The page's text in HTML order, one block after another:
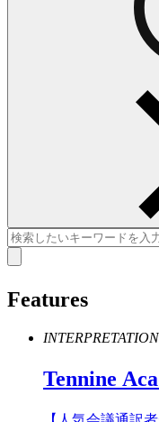
Features
INTERPRETATION
Tennine